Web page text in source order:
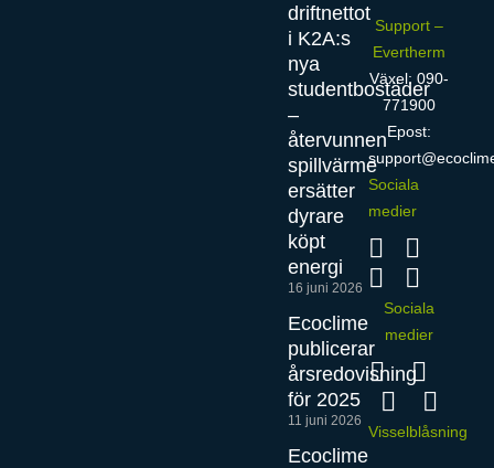
driftnettot
i K2A:s
nya
studentbostäder
–
återvunnen
spillvärme
ersätter
dyrare
köpt
energi
16 juni 2026
Ecoclime
publicerar
årsredovisning
för 2025
11 juni 2026
Ecoclime
Support –
Evertherm
Växel: 090-
771900
Epost:
Sociala
medier
Sociala
medier
Visselblåsning